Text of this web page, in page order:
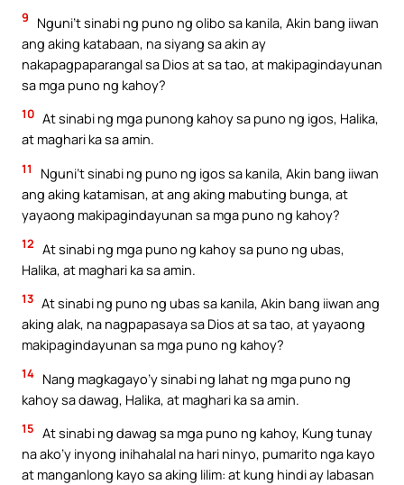
9
Nguni’t sinabi ng puno ng olibo sa kanila, Akin bang iiwan
ang aking katabaan, na siyang sa akin ay
nakapagpaparangal sa Dios at sa tao, at makipagindayunan
sa mga puno ng kahoy?
10 At sinabi ng mga punong kahoy sa puno ng igos, Halika,
at maghari ka sa amin.
11
Nguni’t sinabi ng puno ng igos sa kanila, Akin bang iiwan
ang aking katamisan, at ang aking mabuting bunga, at
yayaong makipagindayunan sa mga puno ng kahoy?
12 At sinabi ng mga puno ng kahoy sa puno ng ubas,
Halika, at maghari ka sa amin.
13 At sinabi ng puno ng ubas sa kanila, Akin bang iiwan ang
aking alak, na nagpapasaya sa Dios at sa tao, at yayaong
makipagindayunan sa mga puno ng kahoy?
14 Nang magkagayo’y sinabi ng lahat ng mga puno ng
kahoy sa dawag, Halika, at maghari ka sa amin.
15 At sinabi ng dawag sa mga puno ng kahoy, Kung tunay
na ako’y inyong inihahalal na hari ninyo, pumarito nga kayo
at manganlong kayo sa aking lilim: at kung hindi ay labasan